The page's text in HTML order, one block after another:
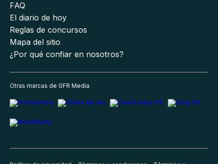
FAQ
El diario de hoy
Reglas de concursos
Mapa del sitio
¿Por qué confiar en nosotros?
Otras marcas de GFR Media